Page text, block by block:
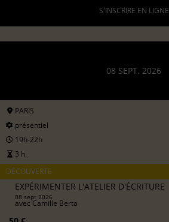
S'INSCRIRE EN LIGNE
08 SEPT. 2026
PARIS
présentiel
19h-22h
3 h.
DÉCOUVERTE
EXPÉRIMENTER L'ATELIER D'ÉCRITURE
08 sept 2026
avecCamille Berta